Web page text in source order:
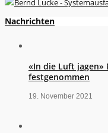
Nachrichten
«In die Luft
festgenommen
19. November 2021